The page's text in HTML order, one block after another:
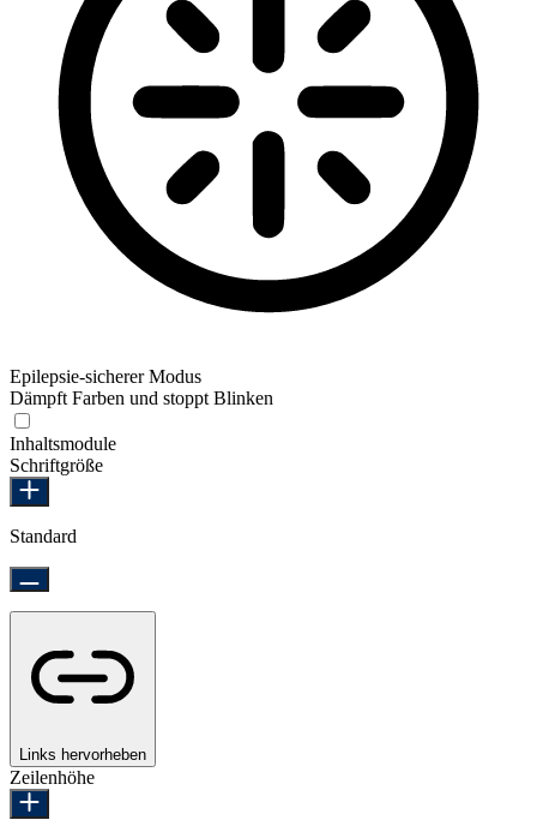
Epilepsie-sicherer Modus
Dämpft Farben und stoppt Blinken
Inhaltsmodule
Schriftgröße
Standard
Links hervorheben
Zeilenhöhe